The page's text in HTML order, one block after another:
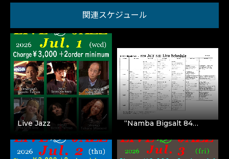
関連スケジュール
Live Jazz “Namba Bigsalt 84…